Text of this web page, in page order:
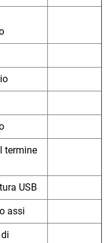
termine
USB
assi